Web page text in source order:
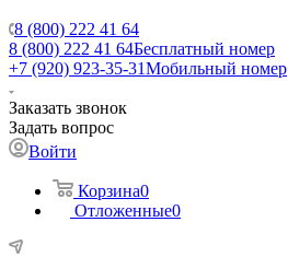
8 (800) 222 41 64
8 (800) 222 41 64Бесплатный номер
+7 (920) 923-35-31Мобильный номер
Заказать звонок
Задать вопрос
Войти
Корзина0
Отложенные0